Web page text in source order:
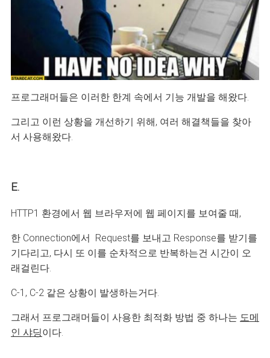
프로그래머들은 이러한 한계 속에서 기능 개발을 해왔다.
그리고 이런 상황을 개선하기 위해, 여러 해결책들을 찾아
서 사용해왔다.
E.
HTTP1 환경에서 웹 브라우저에 웹 페이지를 보여줄 때,
한 Connection에서 Request를 보내고 Response를 받기를
기다리고, 다시 또 이를 순차적으로 반복하는건 시간이 오
래걸린다.
C-1, C-2 같은 상황이 발생하는거다.
그래서 프로그래머들이 사용한 최적화 방법 중 하나는 도메
인 샤딩이다.